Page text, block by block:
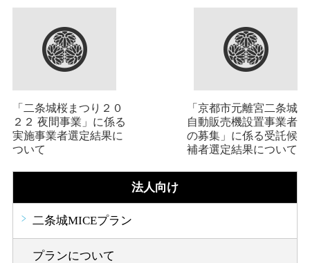
「二条城桜まつり２０
２２ 夜間事業」に係る
実施事業者選定結果に
ついて
「京都市元離宮二条城
自動販売機設置事業者
の募集」に係る受託候
補者選定結果について
法人向け
二条城MICEプラン
プランについて